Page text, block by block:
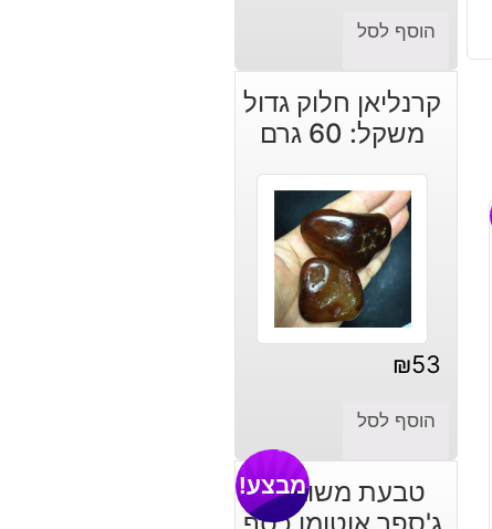
הוסף לסל
קרנליאן חלוק גדול
משקל: 60 גרם
₪53
הוסף לסל
טבעת משובצת
ג'ספר אוטומן כסף
מבצע!